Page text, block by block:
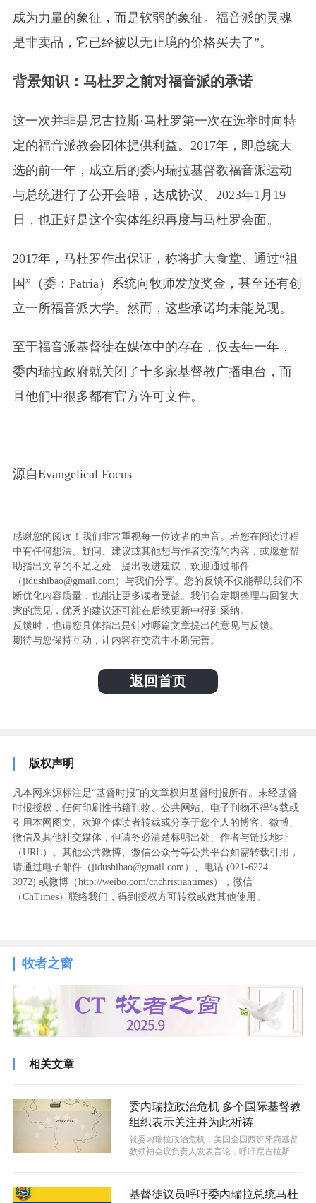
成为力量的象征，而是软弱的象征。福音派的灵魂
是非卖品，它已经被以无止境的价格买去了”。
背景知识：马杜罗之前对福音派的承诺
这一次并非是尼古拉斯·马杜罗第一次在选举时向特
定的福音派教会团体提供利益。2017年，即总统大
选的前一年，成立后的委内瑞拉基督教福音派运动
与总统进行了公开会晤，达成协议。2023年1月19
日，也正好是这个实体组织再度与马杜罗会面。
2017年，马杜罗作出保证，称将扩大食堂、通过“祖
国” （委：Patria） 系统向牧师发放奖金，甚至还有创
立一所福音派大学。然而，这些承诺均未能兑现。
至于福音派基督徒在媒体中的存在，仅去年一年，
委内瑞拉政府就关闭了十多家基督教广播电台，而
且他们中很多都有官方许可文件。
源自Evangelical Focus
感谢您的阅读！我们非常重视每一位读者的声音。若您在阅读过程
中有任何想法、疑问、建议或其他想与作者交流的内容，或愿意帮
助指出文章的不足之处、提出改进建议，欢迎通过邮件
（jidushibao@gmail.com）与我们分享。您的反馈不仅能帮助我们不
断优化内容质量，也能让更多读者受益。我们会定期整理与回复大
家的意见，优秀的建议还可能在后续更新中得到采纳。
反馈时，也请您具体指出是针对哪篇文章提出的意见与反馈。
期待与您保持互动，让内容在交流中不断完善。
返回首页
版权声明
凡本网来源标注是“基督时报”的文章权归基督时报所有。未经基督
时报授权，任何印刷性书籍刊物、公共网站、电子刊物不得转载或
引用本网图文。欢迎个体读者转载或分享于您个人的博客、微博、
微信及其他社交媒体，但请务必清楚标明出处、作者与链接地址
（URL）。其他公共微博、微信公众号等公共平台如需转载引用，
请通过电子邮件（jidushibao@gmail.com）、电话 (021-6224
3972) ‬或微博（http://weibo.com/cnchristiantimes），微信
（ChTimes）联络我们，得到授权方可转载或做其他使用。
牧者之窗
相关文章
委内瑞拉政治危机 多个国际基督教
组织表示关注并为此祈祷
就委内瑞拉政治危机，美国全国西班牙裔基督
教领袖会议负责人发表言论，呼吁尼古拉斯·马
基督徒议员呼吁委内瑞拉总统马杜